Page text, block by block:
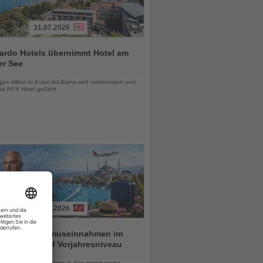
31.07.2026
Hotels übernimmt Hotel am
See
Hilton in Evian-les-Bains wird modernisiert und
NYX Hotel geführt
01.08.2026
hält Tourismuseinnahmen im
Halbjahr auf Vorjahresniveau